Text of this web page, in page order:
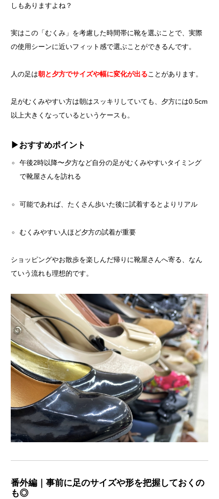
しもありますよね？
実はこの「むくみ」を考慮した時間帯に靴を選ぶことで、実際
の使用シーンに近いフィット感で選ぶことができるんです。
人の足は朝と夕方でサイズや幅に変化が出ることがあります。
足がむくみやすい方は朝はスッキリしていても、夕方には0.5cm
以上大きくなっているというケースも。
▶︎おすすめポイント
午後2時以降〜夕方など自分の足がむくみやすいタイミング
で靴屋さんを訪れる
可能であれば、たくさん歩いた後に試着するとよりリアル
むくみやすい人ほど夕方の試着が重要
ショッピングやお散歩を楽しんだ帰りに靴屋さんへ寄る、なん
ていう流れも理想的です。
番外編｜事前に足のサイズや形を把握しておくの
も◎